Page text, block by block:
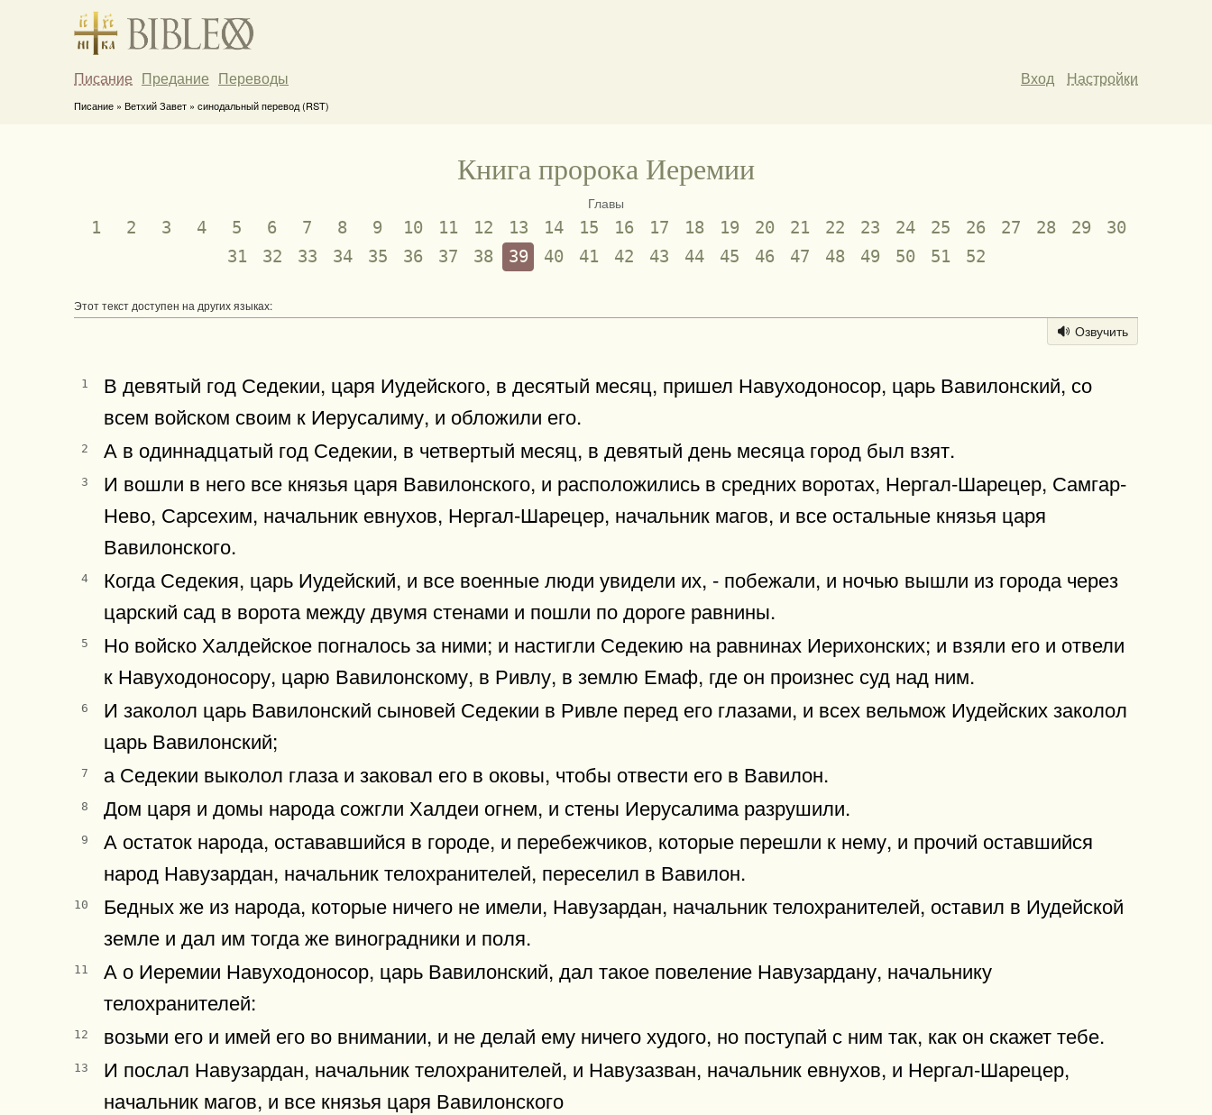
Писание Предание Переводы Вход Настройки
Писание » Ветхий Завет » синодальный перевод (RST)
Книга пророка Иеремии
Главы
1 2 3 4 5 6 7 8 9 10 11 12 13 14 15 16 17 18 19 20 21 22 23 24 25 26 27 28 29
30
31
32 33 34 35 36 37 38 39 40 41 42 43 44 45 46 47 48 49 50 51 52
Этот текст доступен на других языках:
Озвучить
1
В девятый год Седекии, царя Иудейского, в десятый месяц, пришел Навуходоносор, царь Вавилонский, со
всем войском своим к Иерусалиму, и обложили его.
2 А в одиннадцатый год Седекии, в четвертый месяц, в девятый день месяца город был взят.
3
И вошли в него все князья царя Вавилонского, и расположились в средних воротах, Нергал-Шарецер, Самгар-
Нево, Сарсехим, начальник евнухов, Нергал-Шарецер, начальник магов, и все остальные князья царя
Вавилонского.
4
Когда Седекия, царь Иудейский, и все военные люди увидели их, - побежали, и ночью вышли из города через
царский сад в ворота между двумя стенами и пошли по дороге равнины.
5
Но войско Халдейское погналось за ними; и настигли Седекию на равнинах Иерихонских; и взяли его и отвели
к Навуходоносору, царю Вавилонскому, в Ривлу, в землю Емаф, где он произнес суд над ним.
6
И заколол царь Вавилонский сыновей Седекии в Ривле перед его глазами, и всех вельмож Иудейских заколол
царь Вавилонский;
7 а Седекии выколол глаза и заковал его в оковы, чтобы отвести его в Вавилон.
8 Дом царя и домы народа сожгли Халдеи огнем, и стены Иерусалима разрушили.
9
А остаток народа, остававшийся в городе, и перебежчиков, которые перешли к нему, и прочий оставшийся
народ Навузардан, начальник телохранителей, переселил в Вавилон.
10
Бедных же из народа, которые ничего не имели, Навузардан, начальник телохранителей, оставил в Иудейской
земле и дал им тогда же виноградники и поля.
11
А о Иеремии Навуходоносор, царь Вавилонский, дал такое повеление Навузардану, начальнику
телохранителей:
12 возьми его и имей его во внимании, и не делай ему ничего худого, но поступай с ним так, как он скажет тебе.
13
И послал Навузардан, начальник телохранителей, и Навузазван, начальник евнухов, и Нергал-Шарецер,
начальник магов, и все князья царя Вавилонского